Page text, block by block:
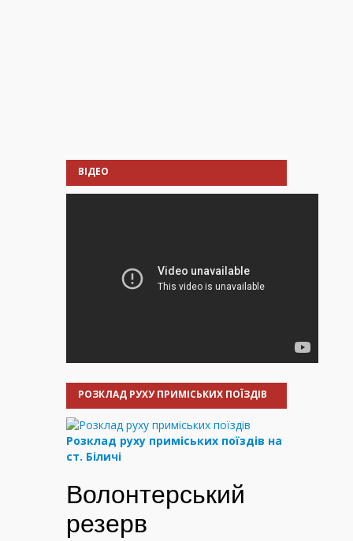
ВІДЕО
РОЗКЛАД РУХУ ПРИМІСЬКИХ ПОЇЗДІВ
Розклад руху приміських поїздів на
ст. Біличі